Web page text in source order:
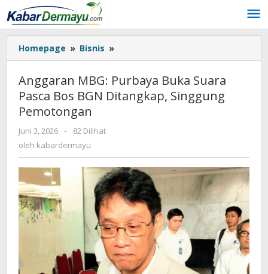
Lewati
ke
konten
Homepage » Bisnis »
MBG:
Purbaya
Buka
Suara
Singgung
Pemotongan
Anggaran MBG: Purbaya Buka Suara
Pasca Bos BGN Ditangkap, Singgung
Pemotongan
Juni 3, 2026
oleh
kabardermayu
-
82 Dilihat
oleh kabardermayu